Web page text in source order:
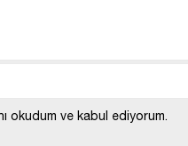
okudum ve kabul ediyorum.